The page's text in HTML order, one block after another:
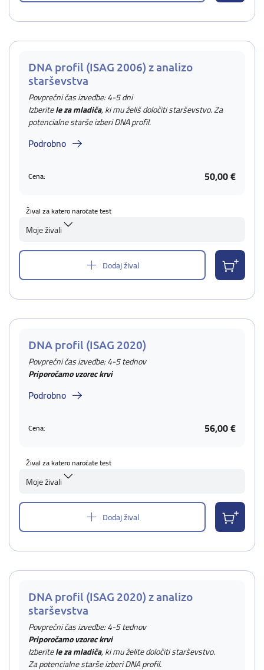
DNA profil (ISAG 2006) z analizo
starševstva
Povprečni čas izvedbe: 4-5 dni
Izberitele za mladiča, ki mu želiš določiti starševstvo. Za
potencialne starše izberi DNA profil.
Podrobno
Cena: 50,00 €
Žival za katero naročate test
Moje živali
Dodaj žival
DNA profil (ISAG 2020)
Povprečni čas izvedbe: 4-5 tednov
Priporočamo vzorec krvi
Podrobno
Cena: 56,00 €
Žival za katero naročate test
Moje živali
Dodaj žival
DNA profil (ISAG 2020) z analizo
starševstva
Povprečni čas izvedbe: 4-5 tednov
Priporočamo vzorec krvi
Izberitele za mladiča, ki mu želite določiti starševstvo.
Za potencialne starše izberi DNA profil.